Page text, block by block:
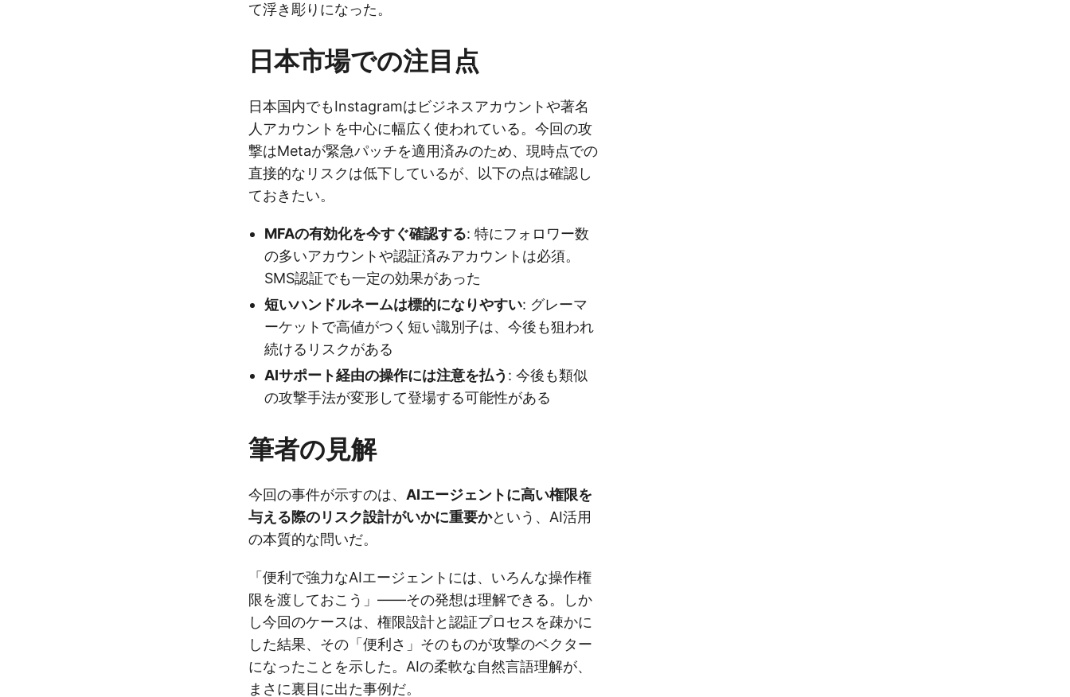
て浮き彫りになった。
日本市場での注目点
日本国内でもInstagramはビジネスアカウントや著名
人アカウントを中心に幅広く使われている。今回の攻
撃はMetaが緊急パッチを適用済みのため、現時点での
直接的なリスクは低下しているが、以下の点は確認し
ておきたい。
MFAの有効化を今すぐ確認する: 特にフォロワー数
の多いアカウントや認証済みアカウントは必須。
SMS認証でも一定の効果があった
短いハンドルネームは標的になりやすい: グレーマ
ーケットで高値がつく短い識別子は、今後も狙われ
続けるリスクがある
AIサポート経由の操作には注意を払う : 今後も類似
の攻撃手法が変形して登場する可能性がある
筆者の見解
今回の事件が示すのは、 AIエージェントに高い権限を
与える際のリスク設計がいかに重要かという、AI活用
の本質的な問いだ。
「便利で強力なAIエージェントには、いろんな操作権
限を渡しておこう」——その発想は理解できる。しか
し今回のケースは、権限設計と認証プロセスを疎かに
した結果、その「便利さ」そのものが攻撃のベクター
になったことを示した。AIの柔軟な自然言語理解が、
まさに裏目に出た事例だ。